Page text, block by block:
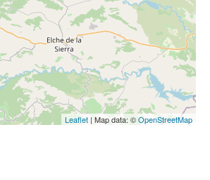
Leaflet | Map data: ©OpenStreetMap